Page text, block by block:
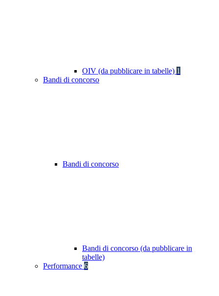
OIV (da pubblicare in tabelle) 1
Bandi di concorso
Bandi di concorso
Bandi di concorso (da pubblicare in
tabelle)
Performance 6